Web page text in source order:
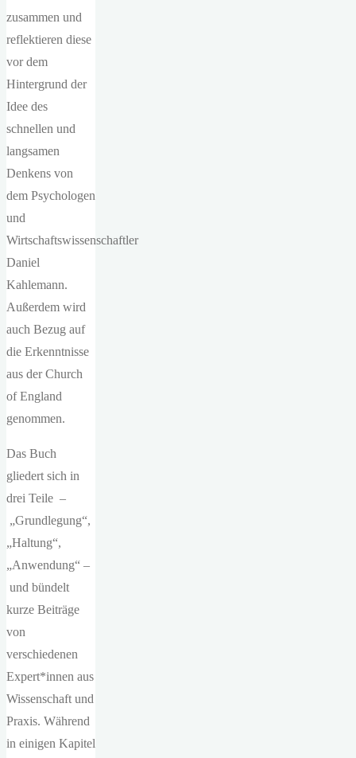
zusammen und
reflektieren diese
vor dem
Hintergrund der
Idee des
schnellen und
langsamen
Denkens von
dem Psychologen
und
Wirtschaftswissenschaftler
Daniel
Kahlemann.
Außerdem wird
auch Bezug auf
die Erkenntnisse
aus der Church
of England
genommen.
Das Buch
gliedert sich in
drei Teile –
„Grundlegung“,
„Haltung“,
„Anwendung“ –
und bündelt
kurze Beiträge
von
verschiedenen
Expert*innen aus
Wissenschaft und
Praxis. Während
in einigen Kapitel